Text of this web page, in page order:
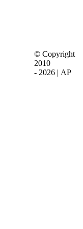
© Copyright
2010
- 2026 | AP